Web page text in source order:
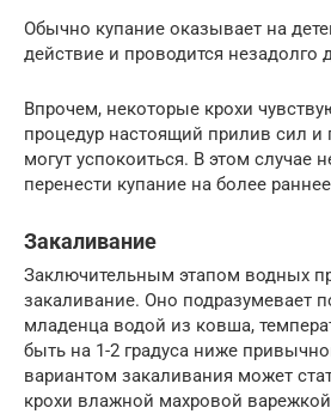
Обычно купание оказывает на
действие и проводится незадолго
Впрочем, некоторые крохи
процедур настоящий прилив сил
могут успокоиться. В этом случае
перенести купание на более
Закаливание
Заключительным этапом водных
закаливание. Оно подразумевает
младенца водой из ковша,
быть на 1-2 градуса ниже
вариантом закаливания может
крохи влажной махровой